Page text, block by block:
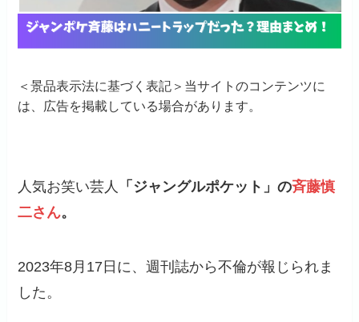
＜景品表示法に基づく表記＞当サイトのコンテンツに
は、広告を掲載している場合があります。
人気お笑い芸人 「ジャングルポケット」の斉藤慎
二さん。
2023年8月17日に、週刊誌から不倫が報じられま
した。